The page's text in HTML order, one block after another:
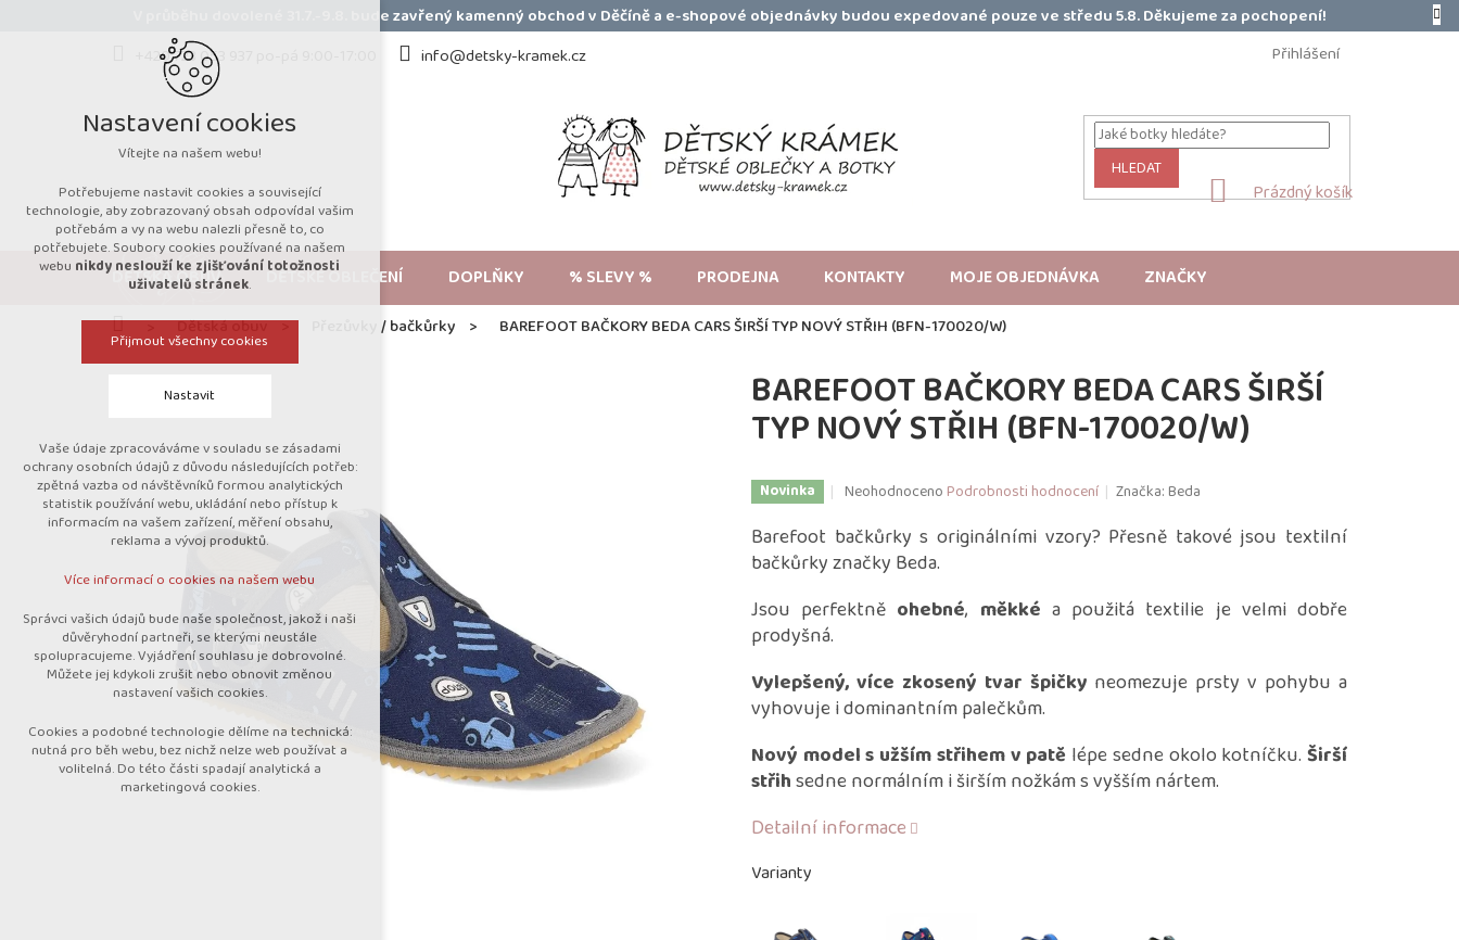
V průběhu dovolené 31.7.-9.8. bude zavřený kamenný obchod v Děčíně a e-shopové objednávky budou expedované pouze ve středu 5.8. Děkujeme za pochopení!
+420 723 053 937 po-pá 9:00-17:00
info@detsky-kramek.cz Přihlášení
HLEDAT
NÁKUPNÍ
Prázdný košík
DĚTSKÁ OBUV DĚTSKÉ OBLEČENÍ DOPLŇKY % SLEVY % PRODEJNA KONTAKTY MOJE OBJEDNÁVKA ZNAČKY
DomůDětská obuv Přezůvky / bačkůrky BAREFOOT BAČKORY BEDA CARS ŠIRŠÍ TYP NOVÝ STŘIH (BFN-170020/W)
BAREFOOT BAČKORY BEDA CARS ŠIRŠÍ
TYP NOVÝ STŘIH (BFN-170020/W)
Novinka
Průměrné
produktu
0,0
5
NeohodnocenoPodrobnosti hodnocení Značka: Beda
Varianty
Barefoot bačkůrky s originálními vzory? Přesně takové jsou textilní
bačkůrky značky Beda.
Jsou perfektně ohebné, měkké a použitá textilie je velmi dobře
prodyšná.
Vylepšený, více zkosený tvar špičky neomezuje prsty v pohybu a
vyhovuje i dominantním palečkům.
Nový model s užším střihem v patě lépe sedne okolo kotníčku. Širší
střihsedne normálním i širším nožkám s vyšším nártem.
Detailní informace
Nastavení cookies
Vítejte na našem webu!
Potřebujeme nastavit cookies a související
technologie, aby zobrazovaný obsah odpovídal vašim
potřebám a vy na webu nalezli přesně to, co
potřebujete. Soubory cookies používané na našem
webu nikdy neslouží ke zjišťování totožnosti
uživatelů stránek.
Přijmout všechny cookies
Nastavit
Technická cookies
nutná pro provozování webu
udržení kontextu stránek (session):
případná přihlášení, volby jazyka, apod.
návštěvnosti
marketingová cookies (Google)
Více informací o cookies na našem webu
Přijmout všechny cookies
Odmítnout vše
Vaše údaje zpracováváme v souladu se zásadami
ochrany osobních údajů z důvodu následujících potřeb:
zpětná vazba od návštěvníků formou analytických
statistik používání webu, ukládání nebo přístup k
informacím na vašem zařízení, měření obsahu,
reklama a vývoj produktů.
Více informací o cookies na našem webu
Správci vašich údajů bude naše společnost, jakož i naši
důvěryhodní partneři, se kterými neustále
spolupracujeme. Vyjádření souhlasu je dobrovolné.
Můžete jej kdykoli zrušit nebo obnovit změnou
nastavení vašich cookies.
Cookies a podobné technologie dělíme na technická:
nutná pro běh webu, bez nichž nelze web používat a
volitelná. Do této části spadají analytická a
marketingová cookies.